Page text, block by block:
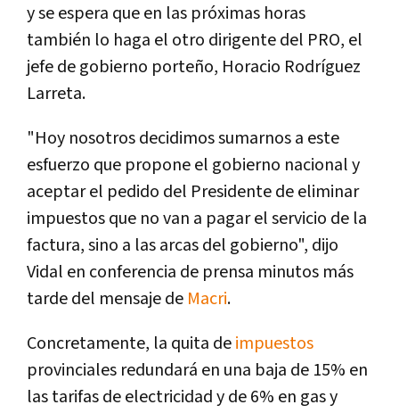
y se espera que en las próximas horas
también lo haga el otro dirigente del PRO, el
jefe de gobierno porteño, Horacio Rodrí­guez
Larreta.
"Hoy nosotros decidimos sumarnos a este
esfuerzo que propone el gobierno nacional y
aceptar el pedido del Presidente de eliminar
impuestos que no van a pagar el servicio de la
factura, sino a las arcas del gobierno", dijo
Vidal en conferencia de prensa minutos más
tarde del mensaje de Macri.
Concretamente, la quita deimpuestos
provinciales redundará en una baja de 15% en
las tarifas de electricidad y de 6% en gas y